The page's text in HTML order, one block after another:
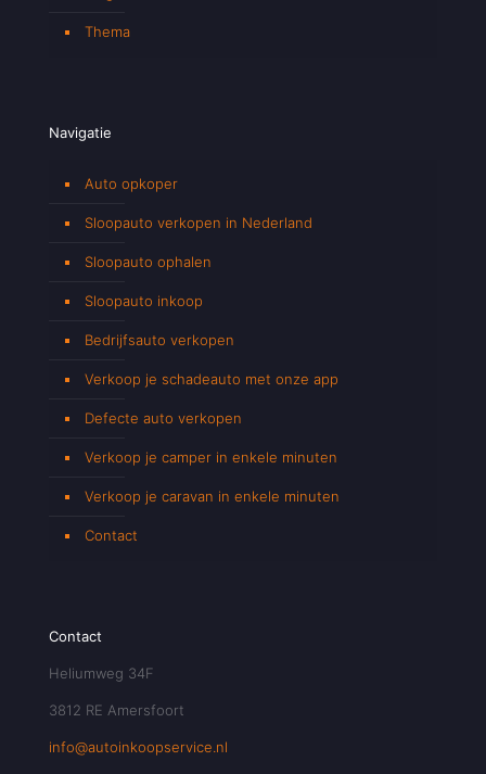
Thema
Navigatie
Auto opkoper
Sloopauto verkopen in Nederland
Sloopauto ophalen
Sloopauto inkoop
Bedrijfsauto verkopen
Verkoop je schadeauto met onze app
Defecte auto verkopen
Verkoop je camper in enkele minuten
Verkoop je caravan in enkele minuten
Contact
Contact
Heliumweg 34F
3812 RE Amersfoort
info@autoinkoopservice.nl